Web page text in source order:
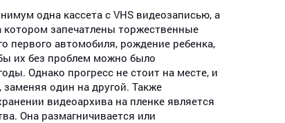
одна кассета с VHS видеозаписью, а
запечатлены торжественные
первого автомобиля, рождение ребенка,
их без проблем можно было
Однако прогресс не стоит на месте, и
один на другой. Также
видеоархива на пленке является
Она размагничивается или